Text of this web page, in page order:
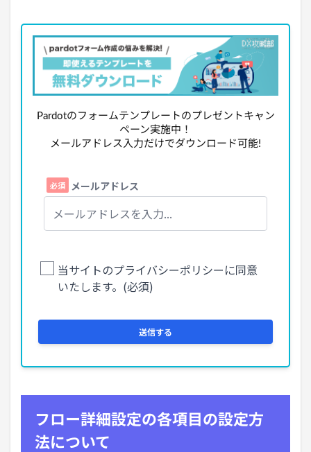
Pardotのフォームテンプレートのプレゼントキャン
ペーン実施中！
メールアドレス入力だけでダウンロード可能!
フロー詳細設定の各項目の設定方
法について